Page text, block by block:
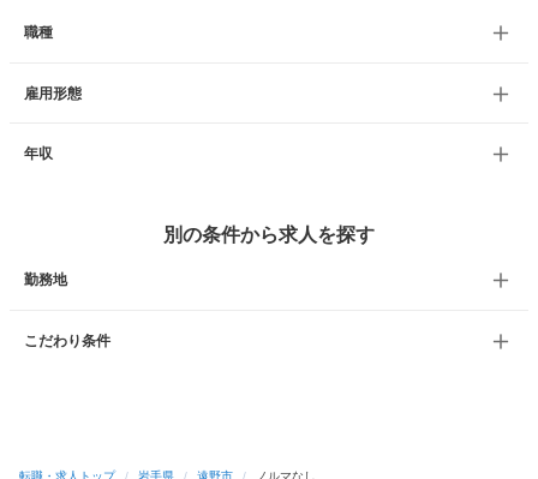
職種
雇用形態
年収
別の条件から求人を探す
勤務地
こだわり条件
転職・求人トップ / 岩手県 / 遠野市 / ノルマなし